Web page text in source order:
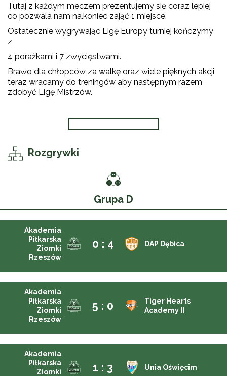
Tutaj z każdym meczem prezentujemy się coraz lepiej
co pozwala nam na.koniec zająć 1 miejsce.
Ostatecznie wygrywając Ligę Europy turniej kończymy
z
4 porażkami i 7 zwycięstwami.
Brawo dla chłopców za walkę oraz wiele pięknych akcji
teraz wracamy do treningów aby następnym razem
zdobyć Ligę Mistrzów.
Rozgrywki
Grupa D
Akademia
Piłkarska
Ziomki
Rzeszów
0 : 4 DAP Dębica
Akademia
Piłkarska
Ziomki
Rzeszów
5 : 0
Tiger Hearts
Academy II
Akademia
Piłkarska
Ziomki
1 : 3 Unia Oświęcim